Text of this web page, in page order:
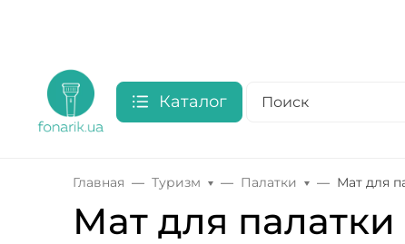
Каталог
Главная Туризм Палатки Мат для
Мат для палатки